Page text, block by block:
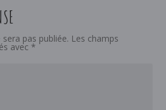
pas publiée. Les champs
avec *